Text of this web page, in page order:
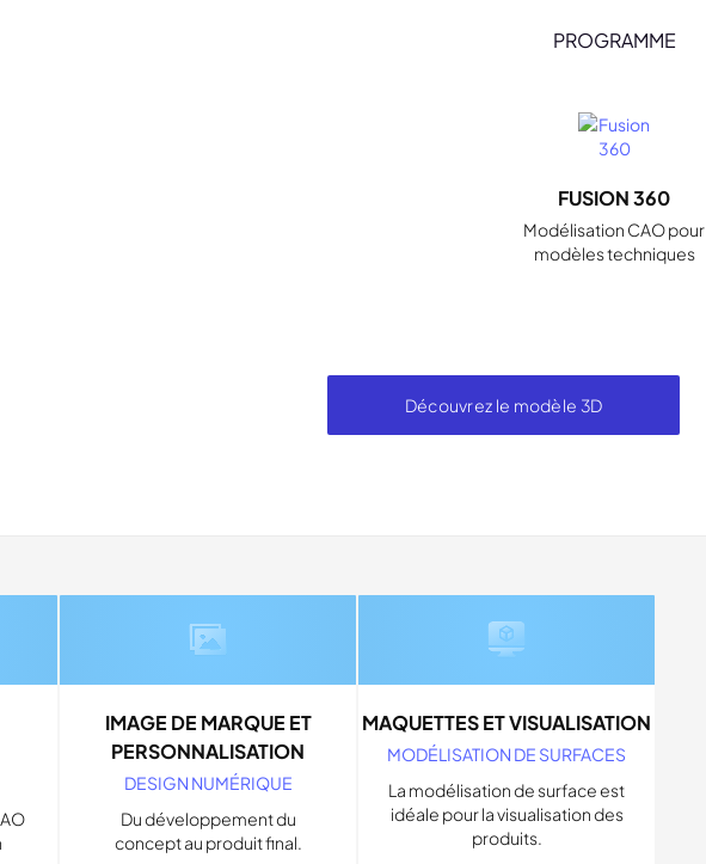
PROGRAMME
FUSION 360
Modélisation CAO pour
modèles techniques
Découvrez le modèle 3D
IMAGE DE MARQUE ET
PERSONNALISATION
DESIGN NUMÉRIQUE
Du développement du
concept au produit final.
MAQUETTES ET VISUALISATION
MODÉLISATION DE SURFACES
La modélisation de surface est
idéale pour la visualisation des
produits.